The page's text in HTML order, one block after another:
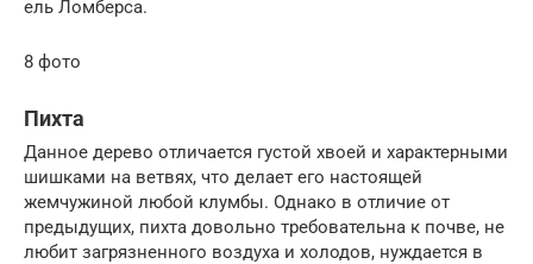
ель Ломберса.
8 фото
Пихта
Данное дерево отличается густой хвоей и характерными
шишками на ветвях, что делает его настоящей
жемчужиной любой клумбы. Однако в отличие от
предыдущих, пихта довольно требовательна к почве, не
любит загрязненного воздуха и холодов, нуждается в